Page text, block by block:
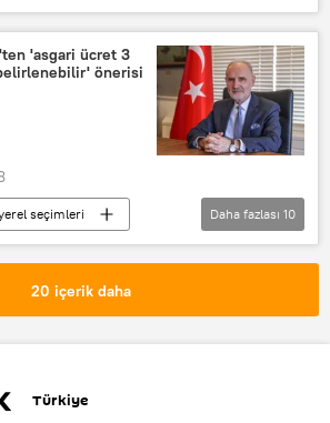
'asgari ücret 3
önerisi
seçimleri
Daha fazlası 10
20 içerik daha
Türkiye